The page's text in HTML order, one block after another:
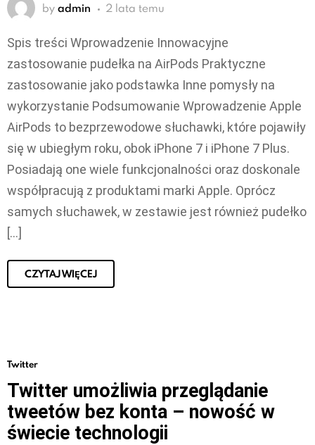
by admin 2 lata temu
Spis treści Wprowadzenie Innowacyjne
zastosowanie pudełka na AirPods Praktyczne
zastosowanie jako podstawka Inne pomysły na
wykorzystanie Podsumowanie Wprowadzenie Apple
AirPods to bezprzewodowe słuchawki, które pojawiły
się w ubiegłym roku, obok iPhone 7 i iPhone 7 Plus.
Posiadają one wiele funkcjonalności oraz doskonale
współpracują z produktami marki Apple. Oprócz
samych słuchawek, w zestawie jest również pudełko
[…]
CZYTAJ WIĘCEJ
Twitter
Twitter umożliwia przeglądanie
tweetów bez konta – nowość w
świecie technologii